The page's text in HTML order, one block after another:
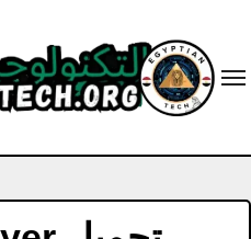
content